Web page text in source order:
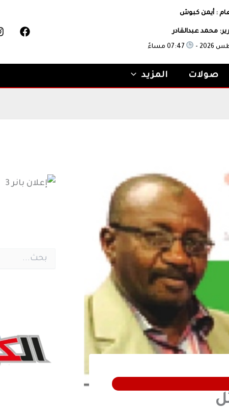
: أيمن كبوش
محمد عبدالقادر
07:47 مساءً
صولات المزيد